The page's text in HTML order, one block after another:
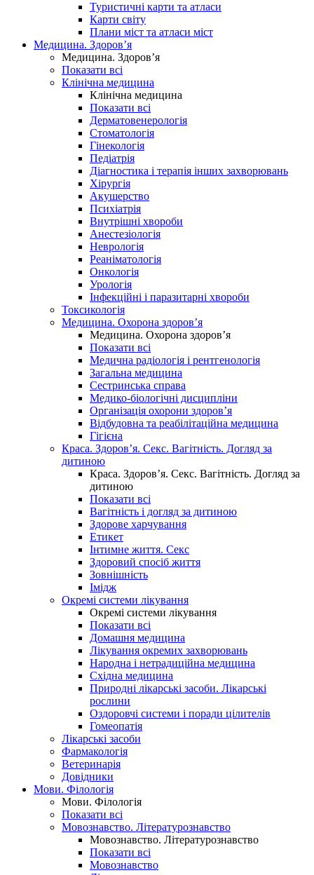
Туристичні карти та атласи
Карти світу
Плани міст та атласи міст
Медицина. Здоров’я
Медицина. Здоров’я
Показати всі
Клінічна медицина
Клінічна медицина
Показати всі
Дерматовенерологія
Стоматологія
Гінекологія
Педіатрія
Діагностика і терапія інших захворювань
Хірургія
Акушерство
Психіатрія
Внутрішні хвороби
Анестезіологія
Неврологія
Реаніматологія
Онкологія
Урологія
Інфекційні і паразитарні хвороби
Токсикологія
Медицина. Охорона здоров’я
Медицина. Охорона здоров’я
Показати всі
Медична радіологія і рентгенологія
Загальна медицина
Сестринська справа
Медико-біологічні дисципліни
Організація охорони здоров’я
Відбудовна та реабілітаційна медицина
Гігієна
Краса. Здоров’я. Секс. Вагітність. Догляд за
дитиною
Краса. Здоров’я. Секс. Вагітність. Догляд за
дитиною
Показати всі
Вагітність і догляд за дитиною
Здорове харчування
Етикет
Інтимне життя. Секс
Здоровий спосіб життя
Зовнішність
Імідж
Окремі системи лікування
Окремі системи лікування
Показати всі
Домашня медицина
Лікування окремих захворювань
Народна і нетрадиційна медицина
Східна медицина
Природні лікарські засоби. Лікарські
рослини
Оздоровчі системи і поради цілителів
Гомеопатія
Лікарські засоби
Фармакологія
Ветеринарія
Довідники
Мови. Філологія
Мови. Філологія
Показати всі
Мовознавство. Літературознавство
Мовознавство. Літературознавство
Показати всі
Мовознавство